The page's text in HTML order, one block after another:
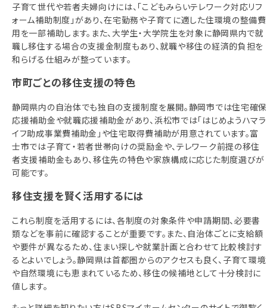
子育て世代や若者夫婦向けには、「こどもみらいテレワーク対応リフ
ォーム補助制度」があり、在宅勤務や子育てに適した住環境の整備費
用を一部補助します。また、大学生・大学院生を対象に静岡県内で就
職し移住する場合の支援金制度もあり、就職や移住の経済的負担を
和らげる仕組みが整っています。
市町ごとの移住支援の特色
静岡県内の自治体でも独自の支援制度を展開。静岡市では住宅確保
応援補助金や就職応援補助金があり、浜松市では「はじめようハマラ
イフ助成事業費補助金」や住宅取得費補助が用意されています。富
士市では子育て・若者世帯向けの奨励金や、テレワーク前提の移住
者支援補助金もあり、移住先の特色や家族構成に応じた制度選びが
可能です。
移住支援を賢く活用するには
これら制度を活用するには、各制度の対象条件や申請期間、必要書
類などを事前に確認することが重要です。また、自治体ごとに支給額
や要件が異なるため、住まい探しや就業計画と合わせて比較検討す
るとよいでしょう。静岡県は首都圏からのアクセスも良く、子育て環境
や自然環境にも恵まれているため、移住の候補地として十分検討に
値します。